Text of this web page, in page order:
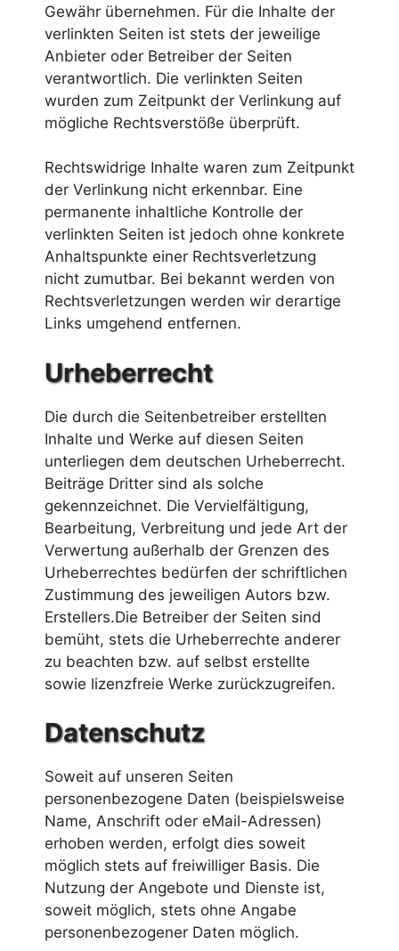
Gewähr übernehmen. Für die Inhalte der
verlinkten Seiten ist stets der jeweilige
Anbieter oder Betreiber der Seiten
verantwortlich. Die verlinkten Seiten
wurden zum Zeitpunkt der Verlinkung auf
mögliche Rechtsverstöße überprüft.
Rechtswidrige Inhalte waren zum Zeitpunkt
der Verlinkung nicht erkennbar. Eine
permanente inhaltliche Kontrolle der
verlinkten Seiten ist jedoch ohne konkrete
Anhaltspunkte einer Rechtsverletzung
nicht zumutbar. Bei bekannt werden von
Rechtsverletzungen werden wir derartige
Links umgehend entfernen.
Urheberrecht
Die durch die Seitenbetreiber erstellten
Inhalte und Werke auf diesen Seiten
unterliegen dem deutschen Urheberrecht.
Beiträge Dritter sind als solche
gekennzeichnet. Die Vervielfältigung,
Bearbeitung, Verbreitung und jede Art der
Verwertung außerhalb der Grenzen des
Urheberrechtes bedürfen der schriftlichen
Zustimmung des jeweiligen Autors bzw.
Erstellers.Die Betreiber der Seiten sind
bemüht, stets die Urheberrechte anderer
zu beachten bzw. auf selbst erstellte
sowie lizenzfreie Werke zurückzugreifen.
Datenschutz
Soweit auf unseren Seiten
personenbezogene Daten (beispielsweise
Name, Anschrift oder eMail-Adressen)
erhoben werden, erfolgt dies soweit
möglich stets auf freiwilliger Basis. Die
Nutzung der Angebote und Dienste ist,
soweit möglich, stets ohne Angabe
personenbezogener Daten möglich.